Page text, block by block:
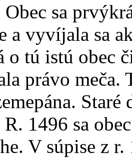
Obec sa
a vyvíjala sa
o tú istú
právo meča.
1496 sa
V súpise z